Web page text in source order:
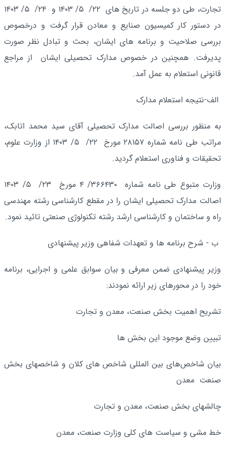
تجارت، طی دو جلسه در تاریخ های ۲۲/ ۵/ ۱۴۰۳ و ۲۴/ ۵/ ۱۴۰۳
در دستور کار کمیسیون صنایع و معادن قرار گرفت و درخصوص
بررسی صلاحیت و برنامه های ایشان، بحث و تبادل نظر صورت
پدیرفت. همچنین در خصوص مدارک تحصیلی ایشان از مراجع
قانونی استعلام به عمل آمد.
الف-نتیجه استعلام مدارک
به منظور بررسی اصالت مدارک تحصیلی آقای سید محمد اتابک،
مراتب طی نامه شماره ۲۸۱۵۷ مورخ ۲۲/ ۵/ ۱۴۰۳ از وزارت علوم،
تحقیقات و فناوری استعلام گردید.
وزارت متبوع طی نامه شماره ۳۶۶۴۳۰/ ۴ مورخ ۲۳/ ۵/ ۱۴۰۳
اصالت مدارک تحصیلی ایشان را در مقطع کارشناسی رشته مهندسی
راه و ساختمان و کارشناسی ارشد رشته تکنولوژی صنعتی تائید نمود.
ب - شرح برنامه ها و تعهدات شفاهی وزیر پیشنهادی
وزیر پیشنهادی ضمن معرفی و بیان سوابق علمی و اجرایی، برنامه
خود را در محورهای زیر ارائه نمودند:
تشریح اهمیت بخش صنعت، معدن و تجارت
تبیین وضع موجود این بخش ها
بیان شاخص‌های بین المللی شاخص های کلان و شاخصهای بخش
صنعت معدن
چالشهای بخش صنعت، معدن و تجارت
خط مشی و سیاست های کلی وزارت صنعت، معدن